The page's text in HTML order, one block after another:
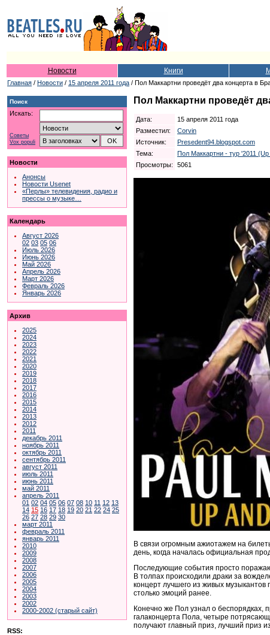
Новости Книги
Главная / Новости / 15 апреля 2011 года / Пол Маккартни проведёт два концерта в
Поиск
Искать:
Советы
Vox populi
Новости
Анонсы
Новости Usenet
«Перлы» телевидения, радио и
прессы о музыке…
Календарь
Август 2026
02 03 05 06
Июль 2026
Июнь 2026
Май 2026
Апрель 2026
Март 2026
Февраль 2026
Январь 2026
Архив
2025
2024
2023
2022
2021
2020
2019
2018
2017
2016
2015
2014
2013
2012
2011
декабрь 2011
ноябрь 2011
октябрь 2011
сентябрь 2011
август 2011
июль 2011
июнь 2011
май 2011
апрель 2011
01 02 04 05 06 07 08 10 11 12 13
14 15 16 17 18 19 20 21 22 24 25
26 27 28 29 30
март 2011
февраль 2011
январь 2011
2010
2009
2008
2007
2006
2005
2004
2003
2002
2000-2002 (старый сайт)
RSS:
Пол Маккартни проведёт
Дата:
15 апреля 2011 года
Разместил:
Corvin
Источник:
Presedent94.blogspot.com
Тема:
Пол Маккартни - тур '2011
Просмотры:
5061
В связи огромным ажиотажем на
день, когда началась официальная
Последующие события просто
В толпах происходили драки за
концерт лучшего из живых
столько эмоций ранее.
Конечно же Пол узнал о беспорядках,
галаконцерта Пола, четыре
получают главный приз, лучший